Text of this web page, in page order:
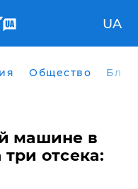
UA
Общество
машине в
отсека: